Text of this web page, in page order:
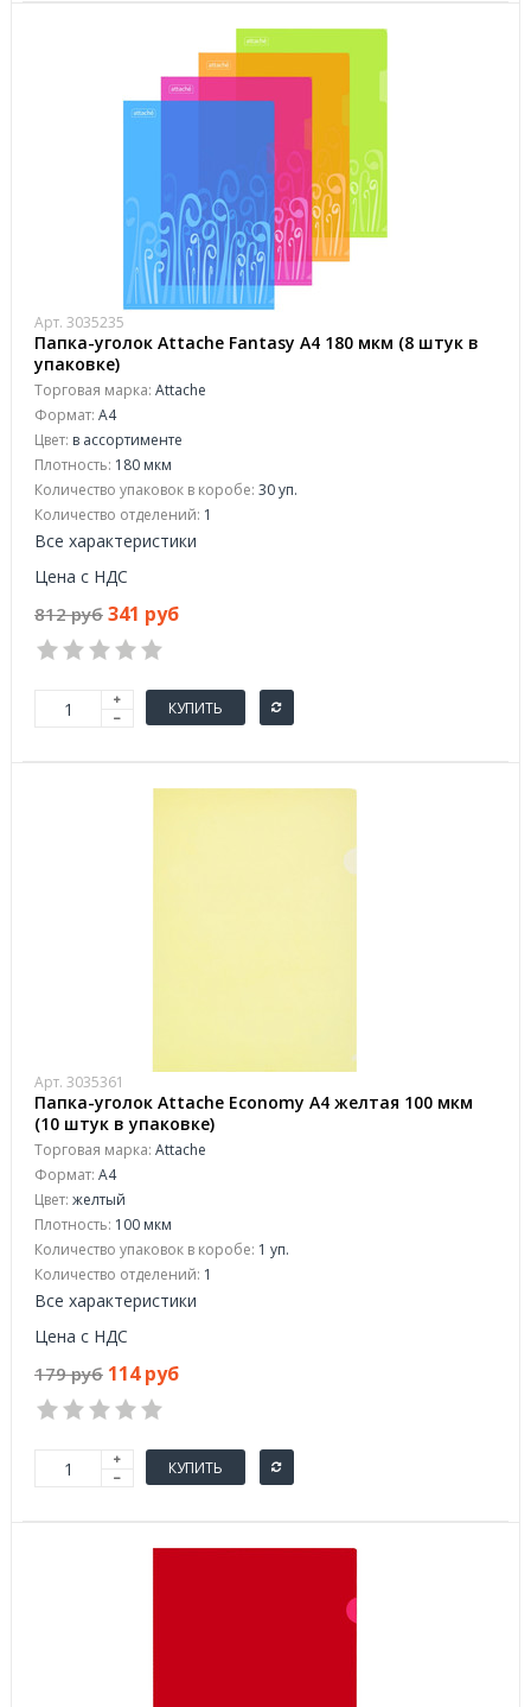
Арт. 3035235
Папка-уголок Attache Fantasy A4 180 мкм (8 штук в
упаковке)
Торговая марка: Attache
Формат: A4
Цвет: в ассортименте
Плотность: 180 мкм
Количество упаковок в коробе: 30 уп.
Количество отделений: 1
Все характеристики
Цена с НДС
812 руб 341 руб
КУПИТЬ
Арт. 3035361
Папка-уголок Attache Economy A4 желтая 100 мкм
(10 штук в упаковке)
Торговая марка: Attache
Формат: A4
Цвет: желтый
Плотность: 100 мкм
Количество упаковок в коробе: 1 уп.
Количество отделений: 1
Все характеристики
Цена с НДС
179 руб 114 руб
КУПИТЬ